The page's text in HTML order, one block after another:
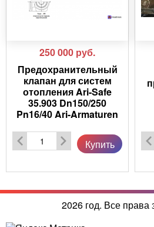
250 000 руб.
Предохранительный
клапан для систем
отопления Ari-Safe
35.903 Dn150/250
Pn16/40 Ari-Armaturen
Купить
2026 год. Все